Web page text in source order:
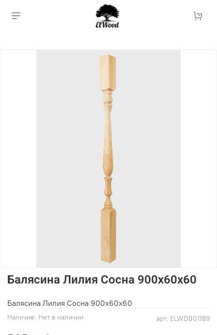
арт. ELWD001189
Наличие: Нет в наличии
Балясина Лилия Сосна 900х60х60
Балясина Лилия Сосна 900х60х60